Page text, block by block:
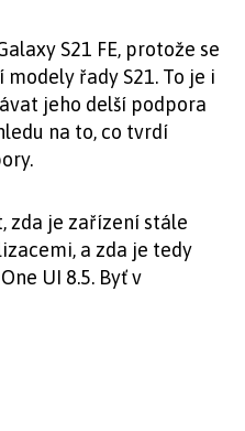
S21 FE, protože se
řady S21. To je i
jeho delší podpora
na to, co tvrdí
zda je zařízení stále
a zda je tedy
UI 8.5. Byť v